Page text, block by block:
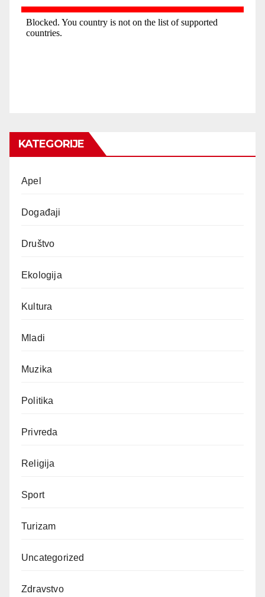
KATEGORIJE
Apel
Događaji
Društvo
Ekologija
Kultura
Mladi
Muzika
Politika
Privreda
Religija
Sport
Turizam
Uncategorized
Zdravstvo